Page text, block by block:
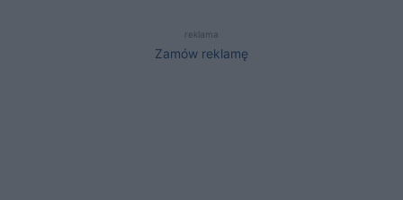
reklama
Zamów reklamę